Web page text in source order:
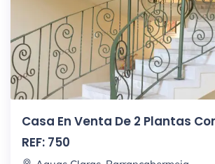
Casa En Venta De 2 Plantas
REF: 750